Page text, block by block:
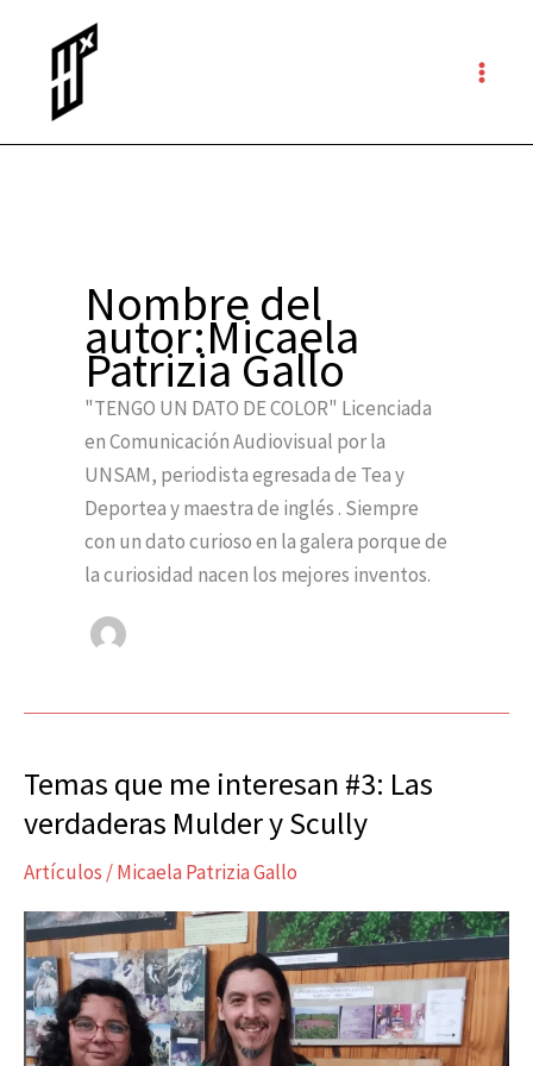
contenido
Nombre del
autor:Micaela
Patrizia Gallo
"TENGO UN DATO DE COLOR" Licenciada
en Comunicación Audiovisual por la
UNSAM, periodista egresada de Tea y
Deportea y maestra de inglés . Siempre
con un dato curioso en la galera porque de
la curiosidad nacen los mejores inventos.
Temas que me interesan #3: Las
verdaderas Mulder y Scully
Artículos /Micaela Patrizia Gallo
Temas
que
interesan
#3:
Las
verdaderas
Mulder
y